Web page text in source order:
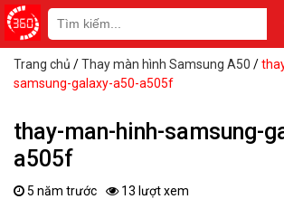
Trang chủ /Thay màn hình Samsung A50 /
samsung-galaxy-a50-a505f
thay-man-hinh-samsung-
a505f
5 năm trước 13 lượt xem